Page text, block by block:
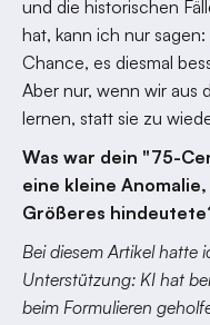
und die historischen
hat, kann ich nur
Chance, es diesmal
Aber nur, wenn wir aus
lernen, statt sie zu
Was war dein "75-
eine kleine
Größeres
Bei diesem Artikel hatte
Unterstützung: KI hat
beim Formulieren